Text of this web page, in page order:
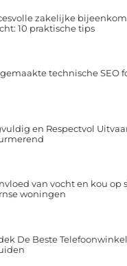
zakelijke
10 praktische tips
technische SEO
en Respectvol
van vocht en kou op
woningen
De Beste